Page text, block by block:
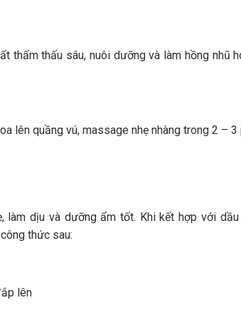
thẩm thấu sâu, nuôi dưỡng và làm hồng nhũ
lên quầng vú, massage nhẹ nhàng trong 2 – 3
dịu và dưỡng ẩm tốt. Khi kết hợp với dầu
thức sau:
lên